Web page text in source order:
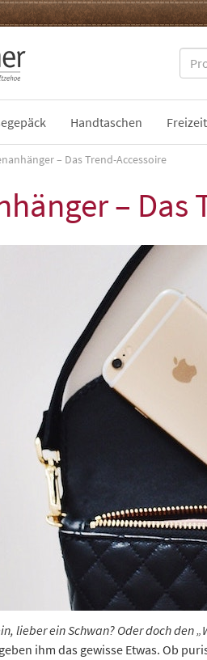
Handtaschen Freizeit
– Das Trend-Accessoire
– Das
lieber ein Schwan? Oder doch den
ihm das gewisse Etwas. Ob